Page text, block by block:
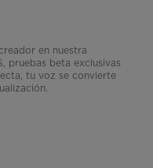
en nuestra
pruebas beta exclusivas
tu voz se convierte